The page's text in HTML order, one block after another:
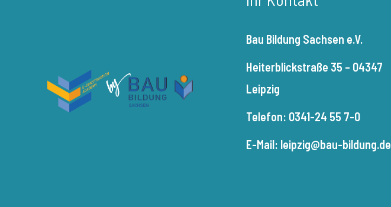
Bau Bildung Sachsen e.V.
Heiterblickstraße 35 – 04347
Leipzig
Telefon: 0341-24 55 7-0
E-Mail: leipzig@bau-bildung.de